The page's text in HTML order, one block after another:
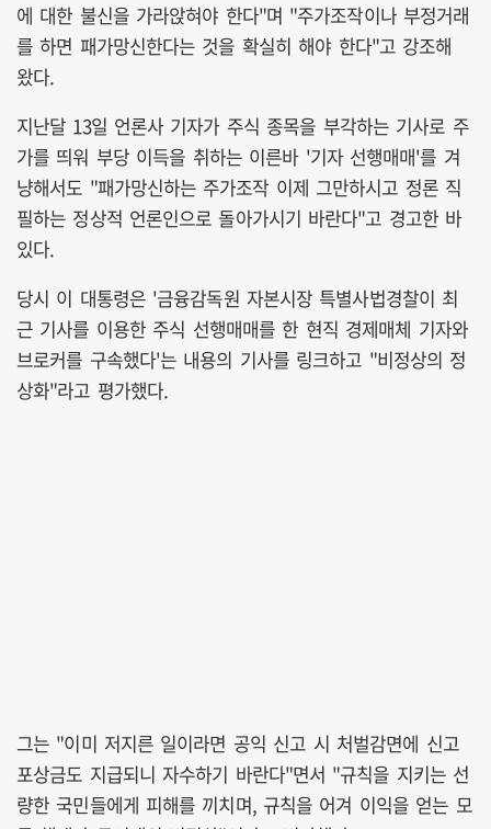
에 대한 불신을 가라앉혀야 한다"며 "주가조작이나 부정거래
를 하면 패가망신한다는 것을 확실히 해야 한다"고 강조해
왔다.
지난달 13일 언론사 기자가 주식 종목을 부각하는 기사로 주
가를 띄워 부당 이득을 취하는 이른바 '기자 선행매매'를 겨
냥해서도 "패가망신하는 주가조작 이제 그만하시고 정론 직
필하는 정상적 언론인으로 돌아가시기 바란다"고 경고한 바
있다.
당시 이 대통령은 '금융감독원 자본시장 특별사법경찰이 최
근 기사를 이용한 주식 선행매매를 한 현직 경제매체 기자와
브로커를 구속했다'는 내용의 기사를 링크하고 "비정상의 정
상화"라고 평가했다.
그는 "이미 저지른 일이라면 공익 신고 시 처벌감면에 신고
포상금도 지급되니 자수하기 바란다"면서 "규칙을 지키는 선
량한 국민들에게 피해를 끼치며, 규칙을 어겨 이익을 얻는 모